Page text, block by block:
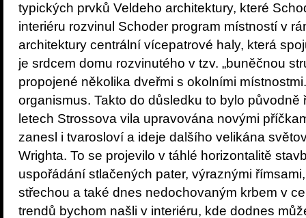
typických prvků Veldeho architektury, které
interiéru rozvinul Schoder program místností v
architektury centrální vícepatrové haly, která
je srdcem domu rozvinutého v tzv. „buněčnou
propojené několika dveřmi s okolními
organismus. Takto do důsledku to bylo
letech Strossova vila upravována novými
zanesl i tvarosloví a ideje dalšího velikána
Wrighta. To se projevilo v táhlé horizontalitě
uspořádání stlačených pater, výraznými
střechou a také dnes nedochovaným krbem v
trendů bychom našli v interiéru, kde dodnes